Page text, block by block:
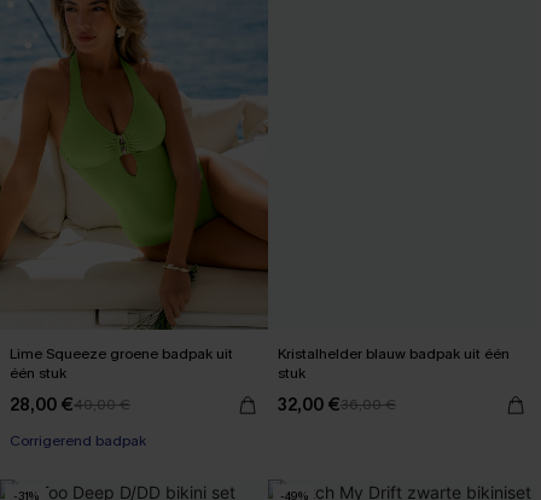
Lime Squeeze groene badpak uit
één stuk
28,00 €40,00 €
Corrigerend badpak
Kristalhelder blauw badpak uit één
stuk
32,00 €36,00 €
-31% -49%